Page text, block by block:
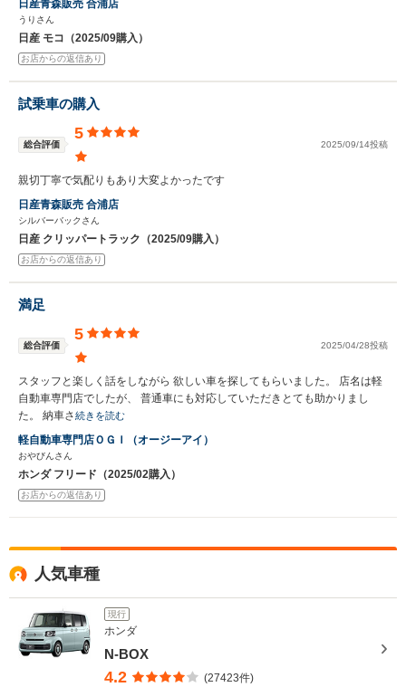
日産青森販売 合浦店
うりさん
日産 モコ（2025/09購入）
お店からの返信あり
試乗車の購入
総合評価
5
2025/09/14投稿
親切丁寧で気配りもあり大変よかったです
日産青森販売 合浦店
シルバーバックさん
日産 クリッパートラック（2025/09購入）
お店からの返信あり
満足
総合評価
5
2025/04/28投稿
スタッフと楽しく話をしながら 欲しい車を探してもらいました。 店名は軽
自動車専門店でしたが、 普通車にも対応していただきとても助かりまし
た。 納車さ続きを読む
軽自動車専門店ＯＧＩ（オージーアイ）
おやびんさん
ホンダ フリード（2025/02購入）
お店からの返信あり
人気車種
現行
ホンダ
N-BOX
4.2 (27423件)